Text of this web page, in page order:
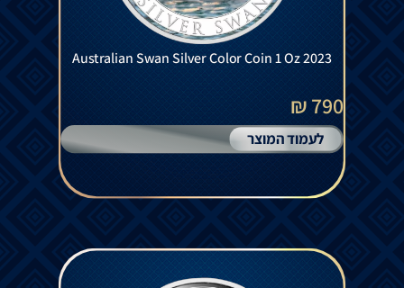
Australian Swan Silver Color Coin 1 Oz 2023
790 ₪
לעמוד המוצר